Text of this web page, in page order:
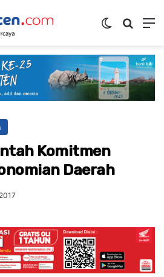
Switch skin
Komitmen
Daerah